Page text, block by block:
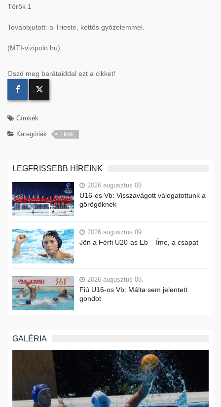
Török 1
Továbbjutott: a Trieste, kettős győzelemmel.
(MTI-vizipolo.hu)
Oszd meg barátaiddal ezt a cikket!
Címkék
Kategóriák Hirek
LEGFRISSEBB HÍREINK
2026 augusztus 09.
U16-os Vb: Visszavágott válogatottunk a
görögöknek
2026 augusztus 09.
Jön a Férfi U20-as Eb – Íme, a csapat
2026 augusztus 08.
Fiú U16-os Vb: Málta sem jelentett
gondot
GALÉRIA